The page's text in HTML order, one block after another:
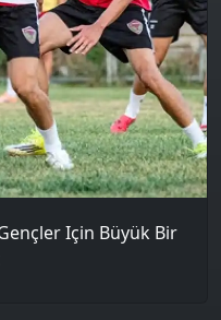
Için Büyük Bir